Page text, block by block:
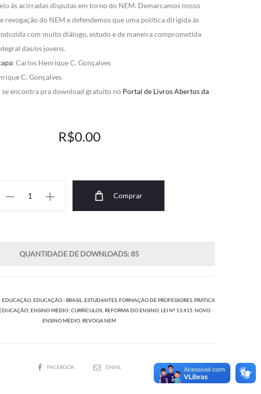
às acirradas disputas em torno do NEM. Demarcamos nosso
revogação do NEM e defendemos que uma política dirigida às
com muito diálogo, estudo e de maneira comprometida
das/os jovens.
: Carlos Henrique C. Gonçalves
C. Gonçalves
se encontra pra download gratuito no Portal de Livros Abertos da
O
original
era:
R$0.00
atual
é:
Comprar
QUANTIDADE DE DOWNLOADS: 85
EDUCAÇÃO, EDUCAÇÃO - BRASIL ESTUDANTES, FORMAÇÃO DE PROFESSORES, PRÁTICA
ENSINO MÉDIO; CURRÍCULOS; REFORMA DO ENSINO LEI Nº 13.415 NOVO
ENSINO MÉDIO REVOGA NEM
SHAREFACEBOOK EMAIL